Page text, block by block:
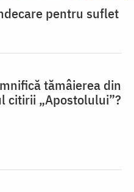
pentru suflet
tămâierea din
citirii „Apostolului”?